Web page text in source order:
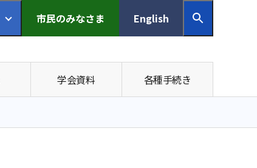
市民のみなさま English
学会資料 各種手続き